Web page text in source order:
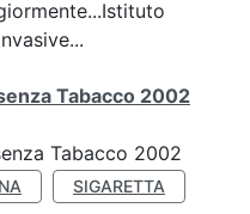
Tabacco 2002
Tabacco 2002
SIGARETTA